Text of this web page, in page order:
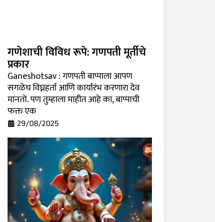
गणेशाची विविध रूपे: गणपती मूर्तीचे
प्रकार
Ganeshotsav : गणपती बाप्पाला आपण
सगळेच विघ्नहर्ता आणि कार्यारंभ करणारा देव
मानतो. पण तुम्हाला माहीत आहे का, बाप्पाची
फक्त एक
29/08/2025